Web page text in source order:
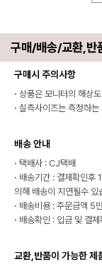
구매/배송/교환,반
구매시 주의사항
· 상품은 모니터의 해상
· 실측사이즈는 측정하
배송 안내
· 택배사 : CJ택배
· 배송기간 : 결제확인후
의해 배송이 지연될수 있
· 배송비용 : 주문금액 5
· 배송확인 : 입금 및 결
교환,반품이 가능한 제